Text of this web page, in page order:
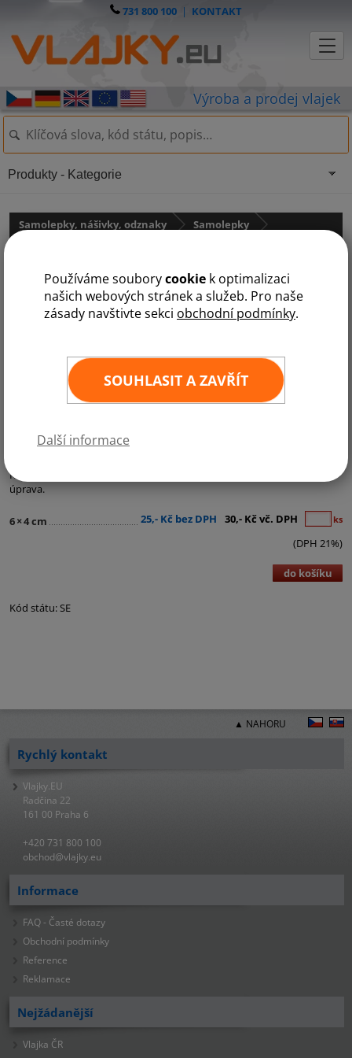
Používáme souborycookie k optimalizaci
našich webových stránek a služeb. Pro naše
zásady navštivte sekci obchodní podmínky.
SOUHLASIT A ZAVŘÍT
Další informace
731 800 100 | KONTAKT
Samolepky, nášivky, odznaky
Samolepky
Samolepka - vlajka Švédsko
Kategorie:Samolepky - státní vlajky
Kvalitní samolepka státní vlajky v rozměru 6x4 cm. Odolná povrchová
úprava.
6×4 cm 25,- Kč bez DPH 30,- Kč vč. DPH ks
(DPH 21%)
do košíku
Kód státu: SE
Produkty - Kategorie
▲ NAHORU
Rychlý kontakt
Vlajky.EU
Radčina 22
161 00 Praha 6
+420 731 800 100
obchod@vlajky.eu
Informace
FAQ - Časté dotazy
Obchodní podmínky
Reference
Reklamace
Nejžádanější
Vlajka ČR